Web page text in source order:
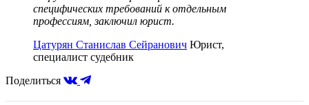
специфических требований к отдельным
профессиям, заключил юрист.
Цатурян Станислав Сейранович Юрист,
специалист судебник
Поделиться